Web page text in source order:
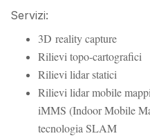
Servizi:
3D reality capture
Rilievi topo-cartografici
Rilievi lidar statici
Rilievi lidar mobile
iMMS (Indoor Mobile
tecnologia SLAM